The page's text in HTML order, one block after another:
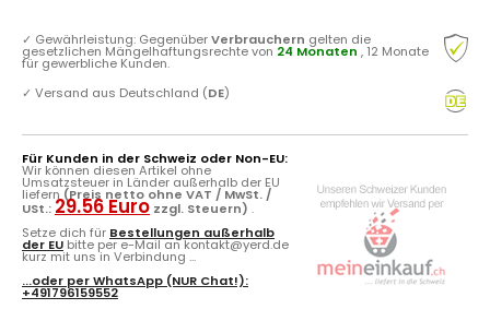
✓ Gewährleistung: GegenüberVerbrauchern gelten die
gesetzlichen Mängelhaftungsrechte von 24 Monaten , 12 Monate
für gewerbliche Kunden.
✓ Versand aus Deutschland (DE)
Für Kunden in der Schweiz oder Non-EU:
Wir können diesen Artikel ohne
Umsatzsteuer in Länder außerhalb der EU
liefern (Preis netto ohne VAT / MwSt. /
USt.: 29.56 Euro zzgl. Steuern) .
Setze dich für Bestellungen außerhalb
der EU bitte per e-Mail an kontakt@yerd.de
kurz mit uns in Verbindung ...
...oder perWhatsApp (NUR Chat!):
+491796159552